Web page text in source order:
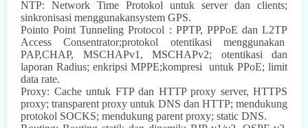
NTP: Network Time Protokol untuk server dan clients;
sinkronisasi menggunakansystem GPS.
Pointo Point Tunneling Protocol : PPTP, PPPoE dan L2TP
Access Consentrator;protokol otentikasi menggunakan
PAP,CHAP, MSCHAPv1, MSCHAPv2; otentikasi dan
laporan Radius; enkripsi MPPE;kompresi
untuk PPoE; limit
data rate.
Proxy: Cache untuk FTP dan HTTP proxy server, HTTPS
proxy; transparent proxy untuk DNS dan HTTP; mendukung
protokol SOCKS; mendukung parent proxy; static DNS.